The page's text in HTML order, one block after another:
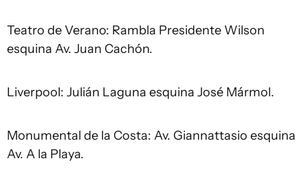
Teatro de Verano: Rambla Presidente Wilson
esquina Av. Juan Cachón.
Liverpool: Julián Laguna esquina José Mármol.
Monumental de la Costa: Av. Giannattasio esquina
Av. A la Playa.